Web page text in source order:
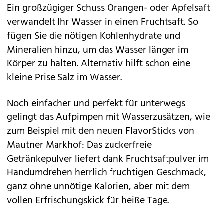
Ein großzügiger Schuss Orangen- oder Apfelsaft
verwandelt Ihr Wasser in einen Fruchtsaft. So
fügen Sie die nötigen Kohlenhydrate und
Mineralien hinzu, um das Wasser länger im
Körper zu halten. Alternativ hilft schon eine
kleine Prise Salz im Wasser.
Noch einfacher und perfekt für unterwegs
gelingt das Aufpimpen mit Wasserzusätzen, wie
zum Beispiel mit den neuen FlavorSticks von
Mautner Markhof: Das zuckerfreie
Getränkepulver liefert dank Fruchtsaftpulver im
Handumdrehen herrlich fruchtigen Geschmack,
ganz ohne unnötige Kalorien, aber mit dem
vollen Erfrischungskick für heiße Tage.